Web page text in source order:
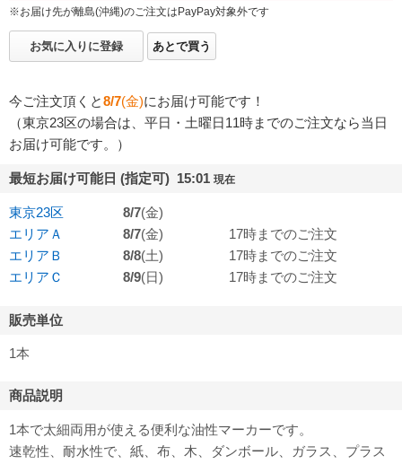
※お届け先が離島(沖縄)のご注文はPayPay対象外です
お気に入りに登録 あとで買う
今ご注文頂くと8/7(金)にお届け可能です！
（東京23区の場合は、平日・土曜日11時までのご注文なら当日
お届け可能です。）
最短お届け可能日 (指定可) 15:01 現在
東京23区 8/7(金)
エリアＡ
8/7(金)
17時までのご注文
エリアＢ
8/8(土)
17時までのご注文
エリアＣ
8/9(日) 17時までのご注文
販売単位
1本
商品説明
1本で太細両用が使える便利な油性マーカーです。
速乾性、耐水性で、紙、布、木、ダンボール、ガラス、プラス